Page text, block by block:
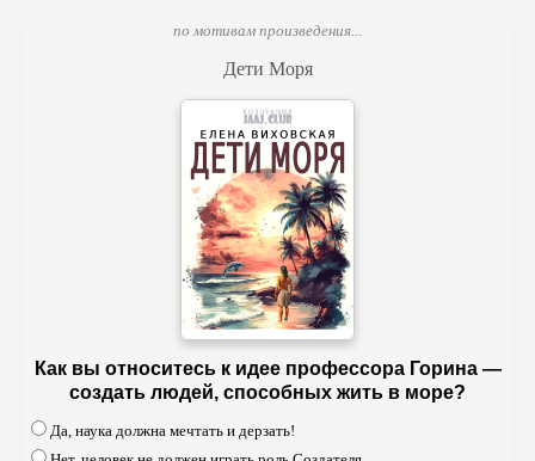
по мотивам произведения...
Дети Моря
Как вы относитесь к идее профессора Горина —
создать людей, способных жить в море?
Да, наука должна мечтать и дерзать!